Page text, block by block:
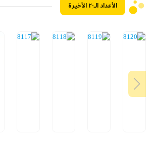
الأعداد الـ۲۰ الأخيرة